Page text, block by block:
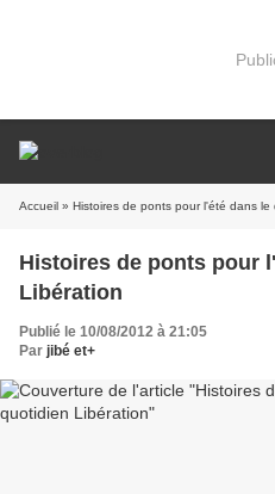
Accueil » Histoires de ponts pour l'été dans le
Histoires de ponts pour
Libération
Publié le 10/08/2012 à 21:05
Par jibé et+